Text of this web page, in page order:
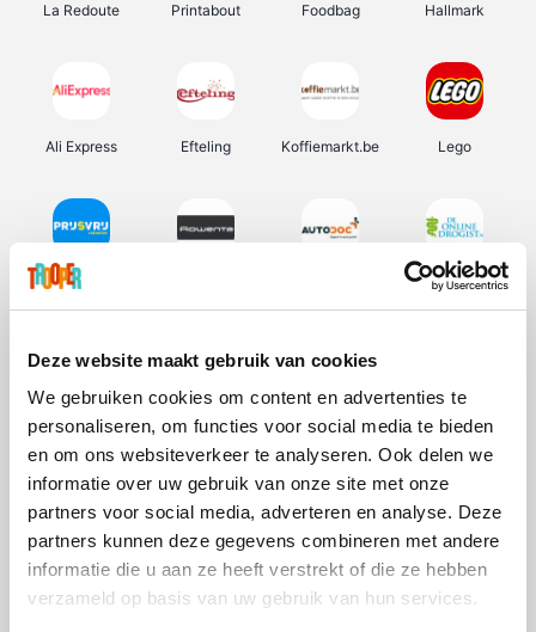
Deze website maakt gebruik van cookies
We gebruiken cookies om content en advertenties te
personaliseren, om functies voor social media te bieden
en om ons websiteverkeer te analyseren. Ook delen we
informatie over uw gebruik van onze site met onze
partners voor social media, adverteren en analyse. Deze
partners kunnen deze gegevens combineren met andere
informatie die u aan ze heeft verstrekt of die ze hebben
verzameld op basis van uw gebruik van hun services.
La Redoute Printabout Foodbag Hallmark
Ali Express Efteling Koffiemarkt.be Lego
Prijsvrij De Online Drogist
Vidaxl Plopsa Lampenlicht.be Adidas
All Accor